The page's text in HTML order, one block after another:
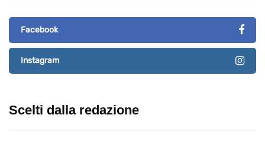
Facebook
Instagram
Scelti dalla redazione